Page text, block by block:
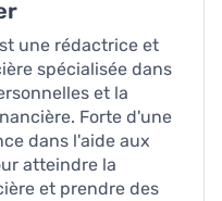
une rédactrice et
spécialisée dans
et la
Forte d'une
dans l'aide aux
atteindre la
et prendre des